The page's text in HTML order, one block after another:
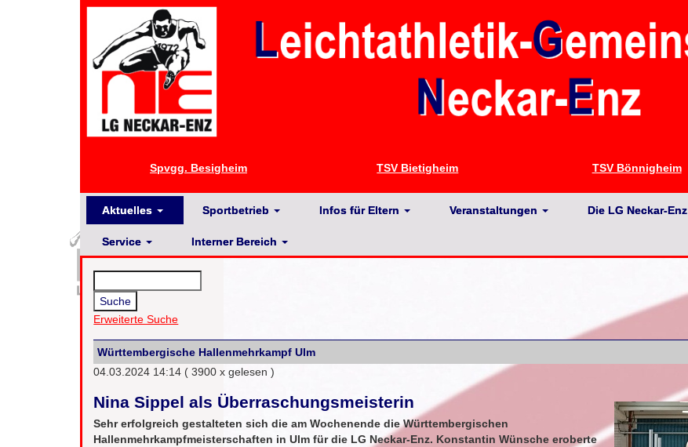
Spvgg. Besigheim TSV Bietigheim TSV Bönnigheim
Aktuelles Sportbetrieb Infos für Eltern Veranstaltungen Die LG Neckar-Enz
Service Interner Bereich
Erweiterte Suche
Württembergische Hallenmehrkampf Ulm
04.03.2024 14:14 ( 3900 x gelesen )
Nina Sippel als Überraschungsmeisterin
Sehr erfolgreich gestalteten sich die am Wochenende die Württembergischen
Hallenmehrkampfmeisterschaften in Ulm für die LG Neckar-Enz. Konstantin Wünsche eroberte